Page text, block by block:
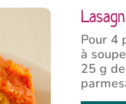
Pour 4
à
25 g